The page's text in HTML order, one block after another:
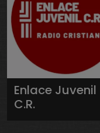
Enlace Juvenil
C.R.